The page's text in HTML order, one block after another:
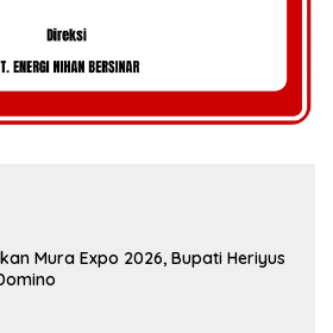
Mura Expo 2026, Bupati Heriyus